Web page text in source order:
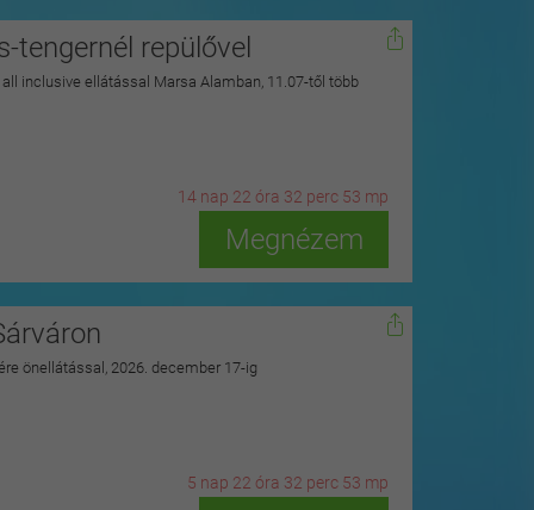
tengernél repülővel
inclusive ellátással Marsa Alamban, 11.07-től több
14 nap 22 óra 32 perc 51 mp
Megnézem
önellátással, 2026. december 17-ig
5 nap 22 óra 32 perc 51 mp